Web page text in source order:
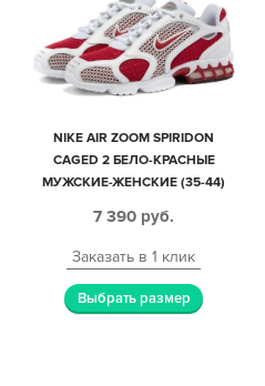
NIKE AIR ZOOM SPIRIDON
CAGED 2 БЕЛО-КРАСНЫЕ
МУЖСКИЕ-ЖЕНСКИЕ (35-44)
7 390 руб.
Заказать в 1 клик
Выбрать размер